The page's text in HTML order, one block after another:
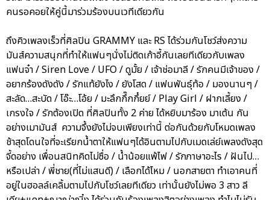
คนรอคอยให้คู่นี้มาร่วมร้องบนเวทีเดียวกัน
ถึงคิวเพลงเร็วที่ศิลปิน GRAMMY และ RS ได้ร่วมกันโชว์ส่งความ
มันส์ความสนุกที่ทำให้แฟนๆนั่งไม่ติดเก้าอี้กันเลยทีเดียวกับเพลง
แฟนจ๋า / Siren Love / UFO / ดูมั้ย / เจ้าช่อมาลี / รักคนมีเจ้าของ /
อยากร้องดังดัง / รักแท้ยังไง / ยังโสด / แฟนพันธุ์ท้อ / มองนานๆ /
สะลัด…สะบัด / โอ๊ะ…โอ้ย / มะลึกกึ๊กกึ๋ยย์ / Play Girl / ฝากเลี้ยง /
เกรงใจ / รักต้องเปิด ที่ศิลปินทั้ง 2 ค่าย ได้หยิบมาร้อง มาเต้น กัน
อย่างเมามันส์ ความจึ้งยังไม่จบเพียงเท่านี้ ต่อกันด้วยกับโหมดเพลง
ช้าสุดโดนใจที่จะเรียกน้ำตาให้แฟนๆได้อินตามไปกับเมดเล่ย์เพลงดังสุด
จี้ดอย่าง เพื่อนสนิทคิดไม่ซื่อ / น้ำน้อยแพ้ไฟ / รักภาษาอะไร / ฝันไป…
หรือเปล่า / พี่ชาย(ที่ไม่แสนดี) / เลือกได้ไหม / นอกสายตา ทำเอาคนที่
อยู่ในฮอลล์เคลิ้มตามไปกับโชว์เลยทีเดียว เท่านั้นยังไม่พอ 3 สาว ลี